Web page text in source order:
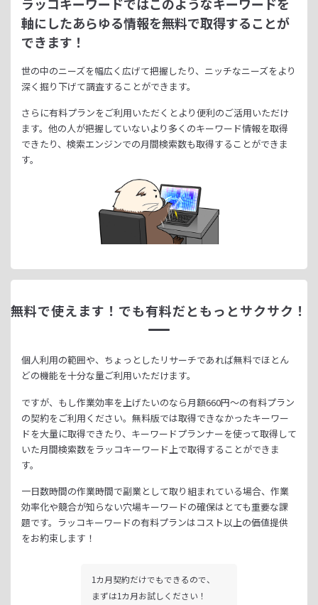
軸にしたあらゆる情報を無料で取得することが
できます！
世の中のニーズを幅広く広げて把握したり、 ニッチなニーズをより
深く掘り下げて調査することができます。
さらに有料プランをご利用いただくとより便利のご活用いただけ
ます。 他の人が把握していないより多くのキーワード情報を取得
できたり、 検索エンジンでの月間検索数も取得することができま
す。
無料で使えます！ でも有料だともっとサクサク！
個人利用の範囲や、ちょっとしたリサーチであれば無料でほとん
どの機能を十分な量ご利用いただけます。
ですが、もし作業効率を上げたいのなら月額660円～の有料プラン
の契約をご利用ください。 無料版では取得できなかったキーワー
ドを大量に取得できたり、 キーワードプランナーを使って取得して
いた月間検索数をラッコキーワード上で取得することができま
す。
一日数時間の作業時間で副業として取り組まれている場合、 作業
効率化や競合が知らない穴場キーワードの確保はとても重要な課
題です。 ラッコキーワードの有料プランはコスト以上の価値提供
をお約束します！
1カ月契約だけでもできるので、
まずは1カ月お試しください！